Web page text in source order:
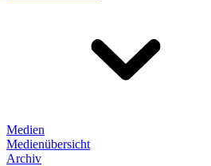
Medien
Medienübersicht
Archiv